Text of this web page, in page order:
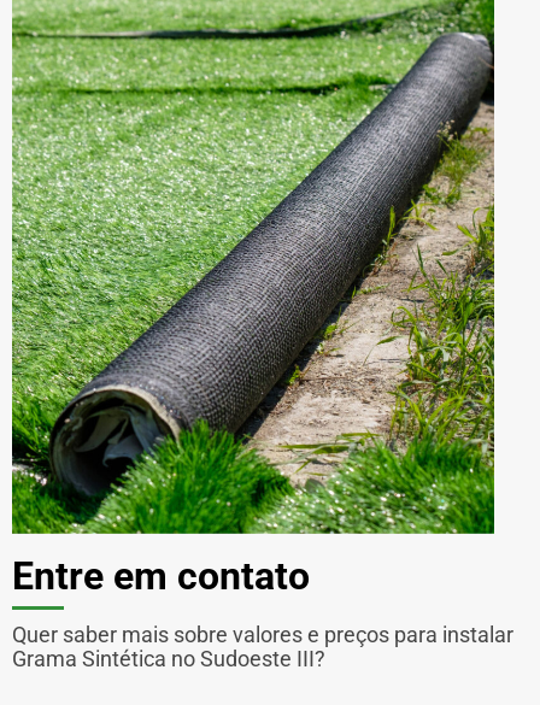
Entre em contato
Quer saber mais sobre valores e preços para instalar
Grama Sintética no Sudoeste III?